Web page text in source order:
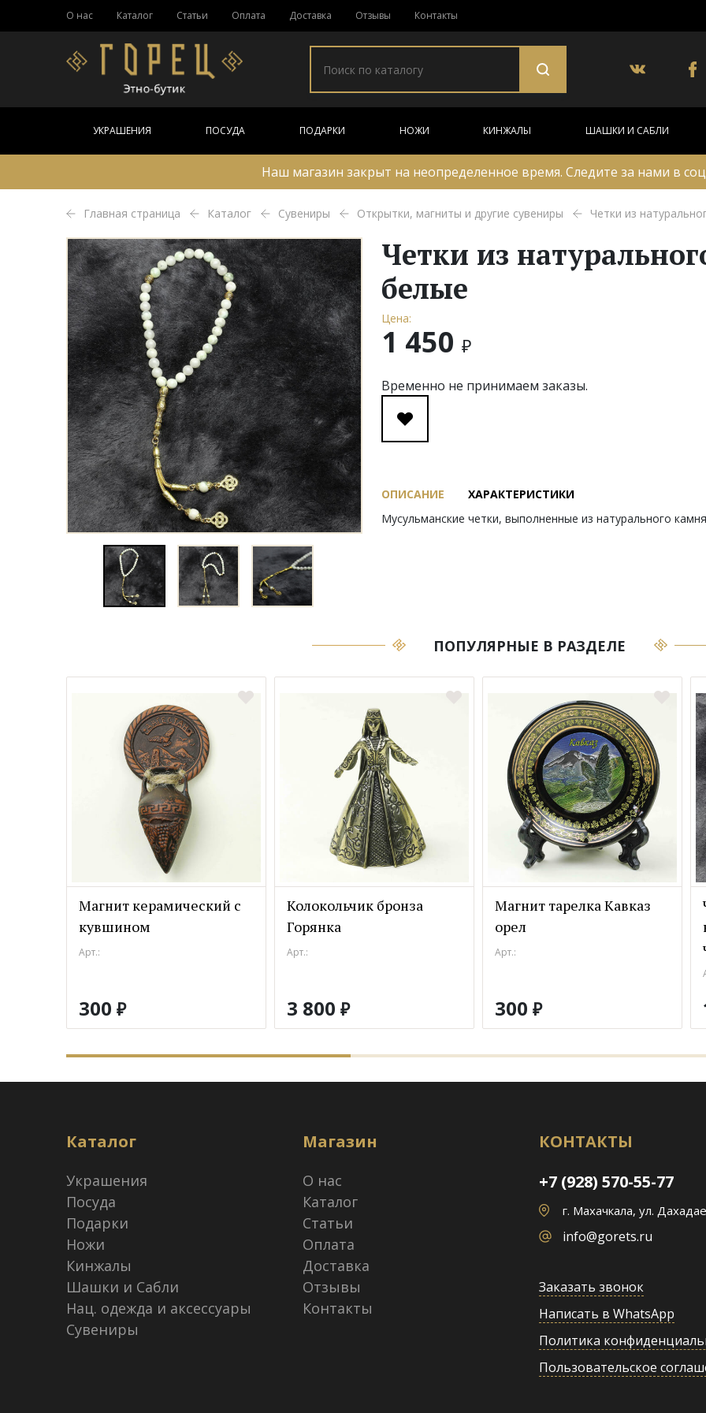
О нас Каталог Статьи Оплата Доставка Отзывы Контакты
УКРАШЕНИЯ ПОСУДА ПОДАРКИ НОЖИ КИНЖАЛЫ ШАШКИ И САБЛИ
Наш магазин закрыт на неопределенное время. Следите за нами в
Главная страница Каталог Сувениры Открытки, магниты и другие сувениры Четки из
Четки из
белые
Цена:
1 450 ₽
Временно не принимаем заказы.
ОПИСАНИЕ
ХАРАКТЕРИСТИКИ
Мусульманские четки, выполненные из натурального
ПОПУЛЯРНЫЕ В РАЗДЕЛЕ
Магнит керамический с
кувшином
Арт.:
300 ₽
Колокольчик бронза
Горянка
Арт.:
3 800 ₽
Магнит тарелка Кавказ
орел
Арт.:
300 ₽
Каталог
Украшения
Посуда
Подарки
Ножи
Кинжалы
Шашки и Сабли
Нац. одежда и аксессуары
Сувениры
Магазин
О нас
Каталог
Статьи
Оплата
Доставка
Отзывы
Контакты
КОНТАКТЫ
+7 (928) 570-55-77
г. Махачкала, ул.
info@gorets.ru
Заказать звонок
Написать в WhatsApp
Политика
Пользовательское